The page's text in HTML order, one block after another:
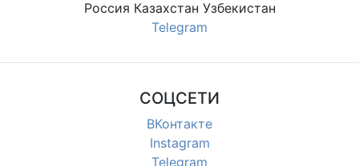
Россия Казахстан Узбекистан
Telegram
СОЦСЕТИ
ВКонтакте
Instagram
Telegram